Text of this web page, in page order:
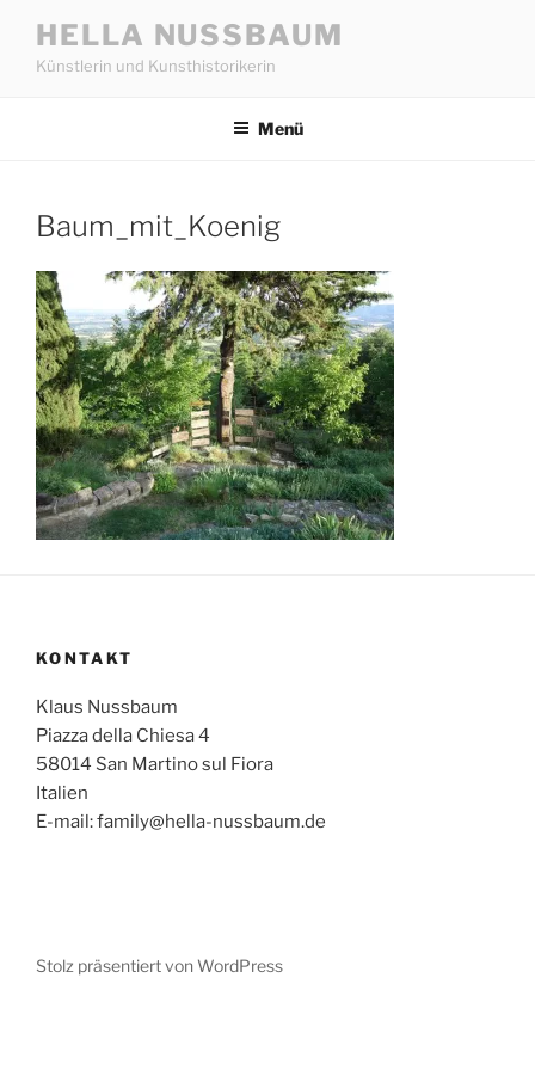
Inhalt
springen
HELLA NUSSBAUM
Künstlerin und Kunsthistorikerin
Menü
Baum_mit_Koenig
KONTAKT
Klaus Nussbaum
Piazza della Chiesa 4
58014 San Martino sul Fiora
Italien
E-mail: family@hella-nussbaum.de
Stolz präsentiert von WordPress